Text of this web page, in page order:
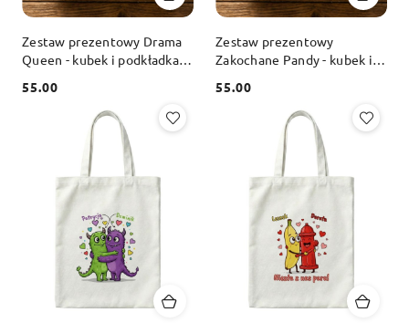
Zestaw prezentowy Drama
Queen - kubek i podkładka z
Cena:
55.00
Zestaw prezentowy
Zakochane Pandy - kubek i
imionami dla pary
Cena:
55.00